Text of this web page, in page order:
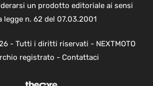
un prodotto editoriale ai sensi
legge n. 62 del 07.03.2001
- Tutti i diritti riservati - NEXTMOTO
registrato - Contattaci